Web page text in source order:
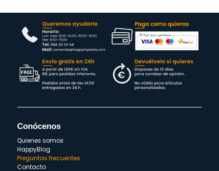
Conócenos
Quienes somos
HappyBlog
Preguntas frecuentes
Contacto